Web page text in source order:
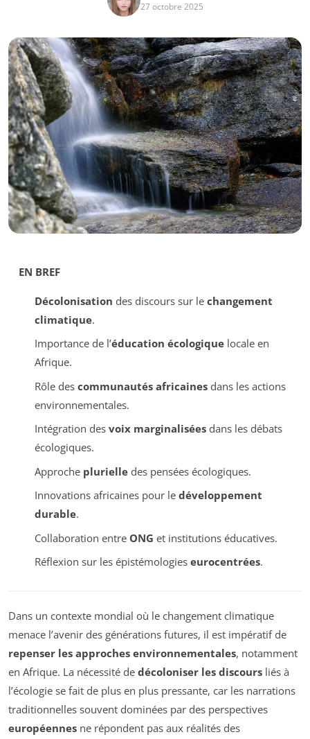
27 octobre 2025
EN BREF
Décolonisation des discours sur le changement
climatique.
Importance de l’éducation écologiquelocale en
Afrique.
Rôle des communautés africainesdans les actions
environnementales.
Intégration des voix marginaliséesdans les débats
écologiques.
Approche plurielledes pensées écologiques.
Innovations africaines pour le développement
durable.
Collaboration entre ONG et institutions éducatives.
Réflexion sur les épistémologies eurocentrées.
Dans un contexte mondial où le changement climatique
menace l’avenir des générations futures, il est impératif de
repenser les approches environnementales, notamment
en Afrique. La nécessité de décoloniser les discours liés à
l’écologie se fait de plus en plus pressante, car les narrations
traditionnelles souvent dominées par des perspectives
européennes ne répondent pas aux réalités des